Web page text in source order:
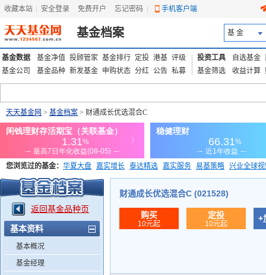
收藏本站 安全登录 免费开户 忘记密码 手机客户端
基金档案 基 金
基金数据 基金净值 投顾管家 基金排行 定投 港基 评级
基金公司
基金品种 新发基金 申购状态 分红 公告 私募
投资工具 自选基金
基金筛选
收益计算
天天基金网 > 基金档案 > 财通成长优选混合C
您浏览过的基金： 华夏大盘 嘉实增长 泰达精选 嘉实服务 易基策略 兴业全球
添富优势 华安宏利 上证180价值ETF
返回基金品种页
基本资料
基本概况
基金经理
财通成长优选混合C (021528)
购买
10元起
定投
10元起
+